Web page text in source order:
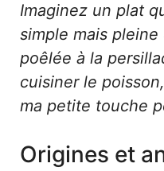
Imaginez un plat
simple mais
poêlée à la
cuisiner le
ma petite touche
Origines et